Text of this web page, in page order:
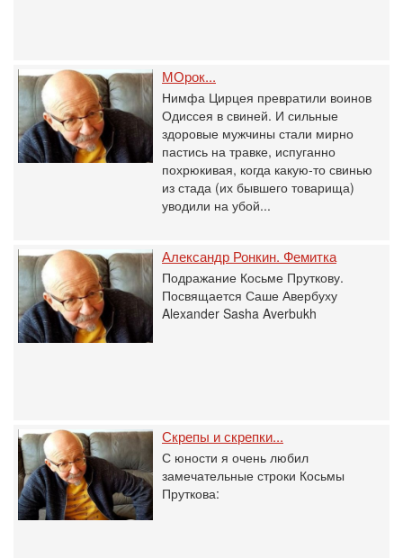
МОрок...
Нимфа Цирцея превратили воинов
Одиссея в свиней. И сильные
здоровые мужчины стали мирно
пастись на травке, испуганно
похрюкивая, когда какую-то свинью
из стада (их бывшего товарища)
уводили на убой...
Александр Ронкин. Фемитка
Подражание Косьме Пруткову.
Посвящается Саше Авербуху
Alexander Sasha Averbukh
Скрепы и скрепки...
С юности я очень любил
замечательные строки Косьмы
Пруткова: